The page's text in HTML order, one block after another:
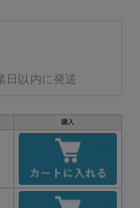
日以内に発送
購入